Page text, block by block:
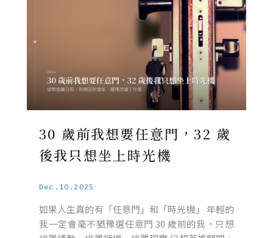
30 歲前我想要任意門，32 歲
後我只想坐上時光機
Dec.10.2025
如果人生真的有「任意門」和「時光機」 年輕的
我一定會毫不猶豫選任意門 30 歲前的我，只想